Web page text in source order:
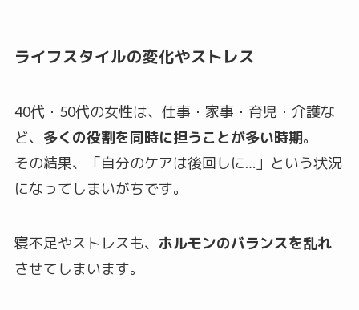
ライフスタイルの変化やストレス
40代・50代の女性は、仕事・家事・育児・介護な
ど、 多くの役割を同時に担うことが多い時期。
その結果、「自分のケアは後回しに…」という状況
になってしまいがちです。
寝不足やストレスも、 ホルモンのバランスを乱れ
させてしまいます。